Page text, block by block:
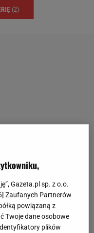
(2)
Gazeta.pl sp. z o.o.
] Zaufanych Partnerów
powiązaną z
Twoje dane osobowe
plików